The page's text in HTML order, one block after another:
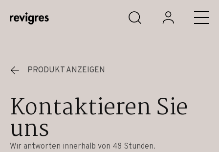
Zum Hauptinhalt springen
PRODUKT ANZEIGEN
Kontaktieren Sie
uns
Wir antworten innerhalb von 48 Stunden.